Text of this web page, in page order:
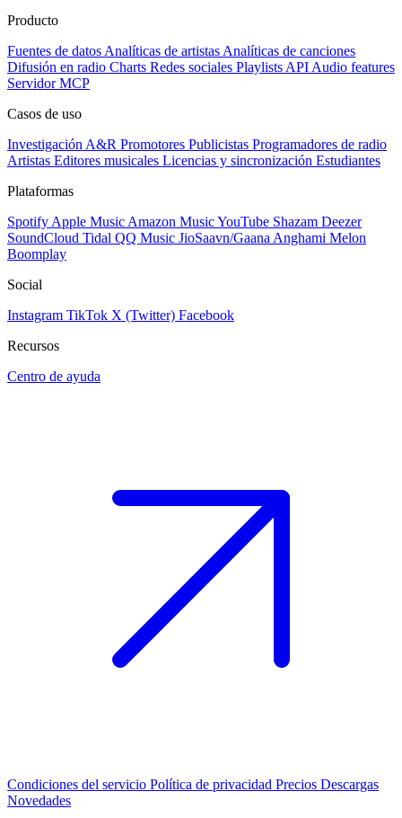
Producto
Fuentes de datos Analíticas de artistas Analíticas de canciones
Difusión en radio Charts Redes sociales Playlists API Audio features
Servidor MCP
Casos de uso
Investigación A&R Promotores Publicistas Programadores de radio
Artistas Editores musicales Licencias y sincronización Estudiantes
Plataformas
Spotify Apple Music Amazon MusicYouTube Shazam Deezer
SoundCloud Tidal QQ Music JioSaavn/Gaana Anghami Melon
Boomplay
Social
Instagram TikTok X (Twitter) Facebook
Recursos
Centro de ayuda
Condiciones del servicio Política de privacidad Precios Descargas
Novedades